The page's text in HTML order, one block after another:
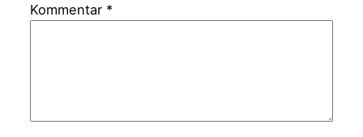
Kommentar *